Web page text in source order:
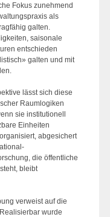
Fokus zunehmend
als
galten.
saisonale
entschieden
galten und mit
lässt sich diese
Raumlogiken
sie institutionell
Einheiten
abgesichert
die öffentliche
bleibt
verweist auf die
wurde